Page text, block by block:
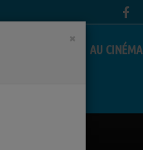
AU CINÉMA
×